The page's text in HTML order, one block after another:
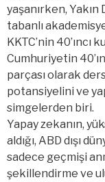
yaşanırken,
tabanlı
KKTC’nin 40’ıncı
Cumhuriyetin
parçası olarak
potansiyelini ve
simgelerden biri.
Yapay zekanın,
aldığı, ABD dışı
sadece geçmişi
şekillendirme ve